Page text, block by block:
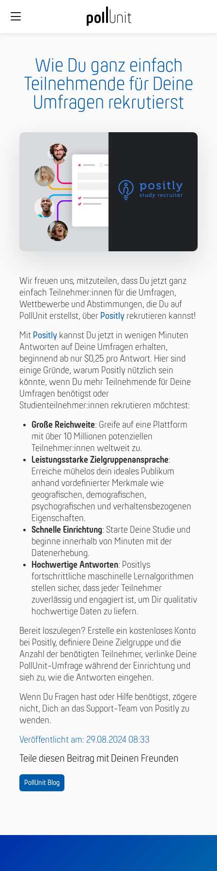
Wie Du ganz einfach
Teilnehmende für Deine
Umfragen rekrutierst
Wir freuen uns, mitzuteilen, dass Du jetzt ganz
einfach Teilnehmer:innen für die Umfragen,
Wettbewerbe und Abstimmungen, die Du auf
PollUnit erstellst, über Positly rekrutieren kannst!
Mit Positly kannst Du jetzt in wenigen Minuten
Antworten auf Deine Umfragen erhalten,
beginnend ab nur $0,25 pro Antwort. Hier sind
einige Gründe, warum Positly nützlich sein
könnte, wenn Du mehr Teilnehmende für Deine
Umfragen benötigst oder
Studienteilnehmer:innen rekrutieren möchtest:
Große Reichweite: Greife auf eine Plattform
mit über 10 Millionen potenziellen
Teilnehmer:innen weltweit zu.
Leistungsstarke Zielgruppenansprache:
Erreiche mühelos dein ideales Publikum
anhand vordefinierter Merkmale wie
geografischen, demografischen,
psychografischen und verhaltensbezogenen
Eigenschaften.
Schnelle Einrichtung: Starte Deine Studie und
beginne innerhalb von Minuten mit der
Datenerhebung.
Hochwertige Antworten: Positlys
fortschrittliche maschinelle Lernalgorithmen
stellen sicher, dass jeder Teilnehmer
zuverlässig und engagiert ist, um Dir qualitativ
hochwertige Daten zu liefern.
Bereit loszulegen? Erstelle ein kostenloses Konto
bei Positly, definiere Deine Zielgruppe und die
Anzahl der benötigten Teilnehmer, verlinke Deine
PollUnit-Umfrage während der Einrichtung und
sieh zu, wie die Antworten eingehen.
Wenn Du Fragen hast oder Hilfe benötigst, zögere
nicht, Dich an das Support-Team von Positly zu
wenden.
Veröffentlicht am: 29.08.2024 08:33
Teile diesen Beitrag mit Deinen Freunden
PollUnit Blog